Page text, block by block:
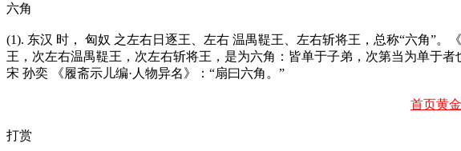
六角
(1). 东汉 时， 匈奴 之左右日逐王、左右 温禺鞮王、左右斩将王，总称“六角”
王，次左右温禺鞮王，次左右斩将王，是为六角：皆单于子弟，次第当为单于
宋 孙奕 《履斋示儿编·人物异名》：“扇曰六角。”
首页黄
打赏